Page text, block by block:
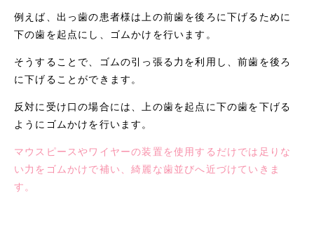
例えば、出っ歯の患者様は上の前歯を後ろに下げるために
下の歯を起点にし、ゴムかけを行います。
そうすることで、ゴムの引っ張る力を利用し、前歯を後ろ
に下げることができます。
反対に受け口の場合には、上の歯を起点に下の歯を下げる
ようにゴムかけを行います。
マウスピースやワイヤーの装置を使用するだけでは足りな
い力をゴムかけで補い、綺麗な歯並びへ近づけていきま
す。